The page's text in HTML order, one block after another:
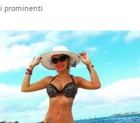
prominenti